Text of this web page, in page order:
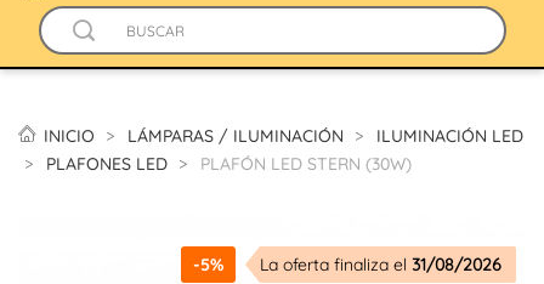
INICIO LÁMPARAS / ILUMINACIÓN
ILUMINACIÓN LED
PLAFONES LED
PLAFÓN LED STERN (30W)
-5% La oferta finaliza el 31/08/2026